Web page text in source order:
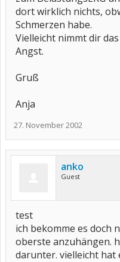
dort wirklich nichts,
Schmerzen habe.
Vielleicht nimmt dir
Angst.
Gruß
Anja
27. November 2002
anko
Guest
test
ich bekomme es doch
oberste anzuhängen.
darunter. vielleicht hat